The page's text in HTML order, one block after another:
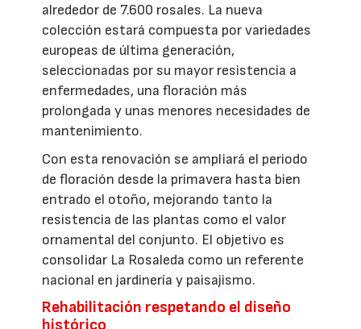
alrededor de 7.600 rosales. La nueva
colección estará compuesta por variedades
europeas de última generación,
seleccionadas por su mayor resistencia a
enfermedades, una floración más
prolongada y unas menores necesidades de
mantenimiento.
Con esta renovación se ampliará el periodo
de floración desde la primavera hasta bien
entrado el otoño, mejorando tanto la
resistencia de las plantas como el valor
ornamental del conjunto. El objetivo es
consolidar La Rosaleda como un referente
nacional en jardinería y paisajismo.
Rehabilitación respetando el diseño
histórico